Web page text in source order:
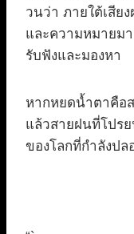
วนว่า ภายใต้เสีย
และความหมายมา
รับฟังและมองหา
หากหยดน้ำตาคือ
แล้วสายฝนที่โปร
ของโลกที่กำลังปล